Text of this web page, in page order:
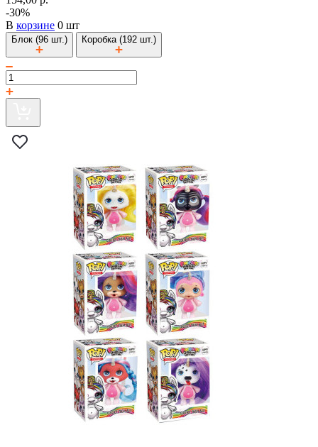
-30%
В корзине 0 шт
Блок (96 шт.) Коробка (192 шт.)